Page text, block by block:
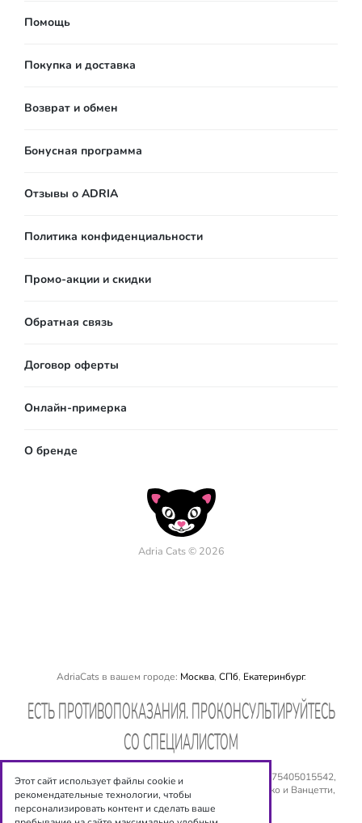
Помощь
Покупка и доставка
Возврат и обмен
Бонусная программа
Отзывы о ADRIA
Политика конфиденциальности
Промо-акции и скидки
Обратная связь
Договор оферты
Онлайн-примерка
О бренде
Adria Cats © 2026
AdriaCats в вашем городе: Москва, СПб, Екатеринбург.
EСТЬ ПРОТИВОПОКАЗАНИЯ. ПРОКОНСУЛЬТИРУЙТЕСЬ
СО СПЕЦИАЛИСТОМ
ООО «Оптиксервис», ИНН: 540 534 6944, ОГРН: № 1075405015542,
Юридический адрес: 630008, г. Новосибирск, ул. Сакко и Ванцетти,
дом 77, 5 этаж. Email:
Этот сайт использует файлы cookie и
рекомендательные технологии, чтобы
персонализировать контент и сделать ваше